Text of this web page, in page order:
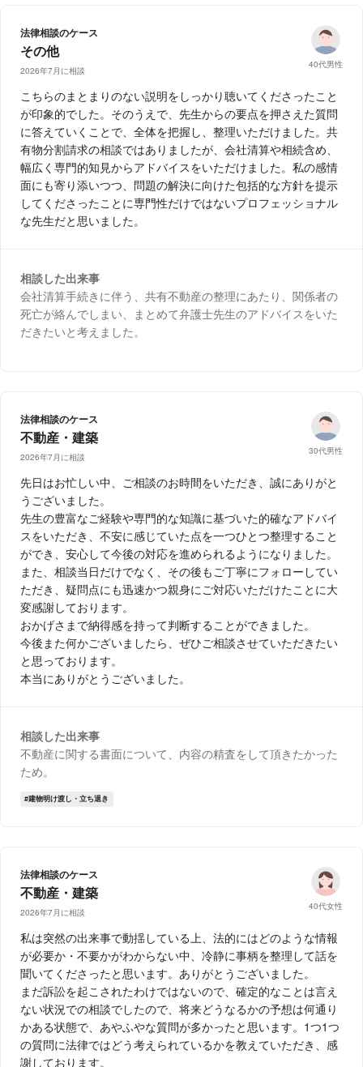
法律相談のケース
その他
2026年7月に相談
40代男性
こちらのまとまりのない説明をしっかり聴いてくださったこと
が印象的でした。そのうえで、先生からの要点を押さえた質問
に答えていくことで、全体を把握し、整理いただけました。共
有物分割請求の相談ではありましたが、会社清算や相続含め、
幅広く専門的知見からアドバイスをいただけました。私の感情
面にも寄り添いつつ、問題の解決に向けた包括的な方針を提示
してくださったことに専門性だけではないプロフェッショナル
な先生だと思いました。
相談した出来事
会社清算手続きに伴う、共有不動産の整理にあたり、関係者の
死亡が絡んでしまい、まとめて弁護士先生のアドバイスをいた
だきたいと考えました。
法律相談のケース
不動産・建築
2026年7月に相談
30代男性
先日はお忙しい中、ご相談のお時間をいただき、誠にありがと
うございました。
先生の豊富なご経験や専門的な知識に基づいた的確なアドバイ
スをいただき、不安に感じていた点を一つひとつ整理すること
ができ、安心して今後の対応を進められるようになりました。
また、相談当日だけでなく、その後もご丁寧にフォローしてい
ただき、疑問点にも迅速かつ親身にご対応いただけたことに大
変感謝しております。
おかげさまで納得感を持って判断することができました。
今後また何かございましたら、ぜひご相談させていただきたい
と思っております。
本当にありがとうございました。
相談した出来事
不動産に関する書面について、内容の精査をして頂きたかった
ため。
建物明け渡し・立ち退き
法律相談のケース
不動産・建築
2026年7月に相談
40代女性
私は突然の出来事で動揺している上、法的にはどのような情報
が必要か・不要かがわからない中、冷静に事柄を整理して話を
聞いてくださったと思います。ありがとうございました。
まだ訴訟を起こされたわけではないので、確定的なことは言え
ない状況での相談でしたので、将来どうなるかの予想は何通り
かある状態で、あやふやな質問が多かったと思います。1つ1つ
の質問に法律ではどう考えられているかを教えていただき、感
謝しております。